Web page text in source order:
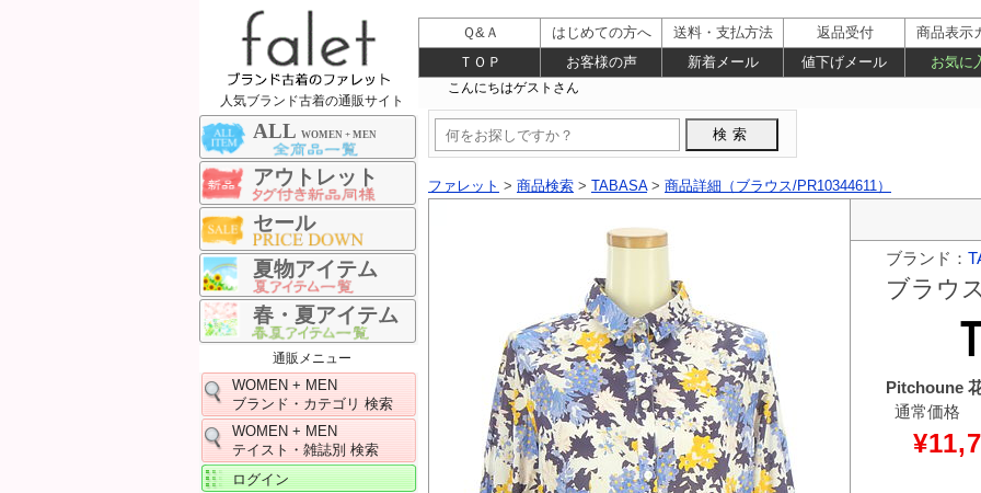
人気ブランド古着の通販サイト
ALL WOMEN + MEN
アウトレット
セール
夏物アイテム
春・夏アイテム
通販メニュー
WOMEN + MEN
ブランド・カテゴリ 検索
WOMEN + MEN
テイスト・雑誌別 検索
ログイン
ファレット > 商品検索 > TABASA> 商品詳細（ブラウス/PR10344611）
ブランド：
ブラウ
Pitchoune
通常価格
Ｑ&Ａ はじめての方へ 送料・支払方法 返品受付
商品表示
ＴＯＰ
お客様の声 新着メール 値下げメール お気に